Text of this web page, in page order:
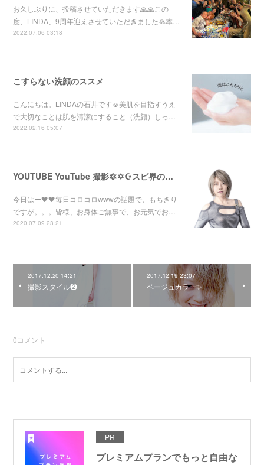
お久しぶりに、投稿させていただきます🙏🙏この
度、LINDA、9周年迎えさせていただきました🙏本…
2022.07.06 03:18
こすらない洗顔のススメ
こんにちは。LINDAの石井です☺︎美肌を目指すうえ
で大切なことは肌を清潔にすること（洗顔）しっ…
2022.02.16 05:07
YOUTUBE YouTube 撮影🔯✡️☪️スピ界のニューカマー【KIKO】
今日はー🖤🖤毎日コロコロwwwの話題で、もちきり
ですが。。。皆様、お身体ご無事で、お元気でお…
2020.07.09 23:21
2017.12.20 14:21
撮影スタイル❷
2017.12.19 23:07
ベージュカラー✨
0コメント
PR
プレミアムプランでもっと自由な